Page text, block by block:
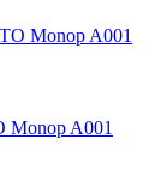
A001